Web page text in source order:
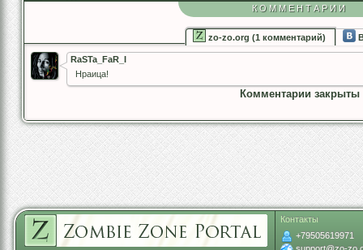
КОММЕНТАРИИ
zo-zo.org (1 комментарий)
RaSTa_FaR_I
Нраица!
Комментарии закрыты
Контакты
+79505619971